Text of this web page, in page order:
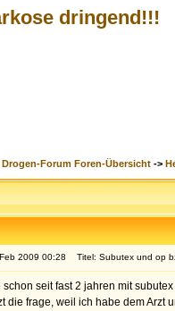
dringend!!!
Drogen-Forum Foren-Übersicht ->
2009 00:28 Titel: Subutex und op
seit fast 2 jahren mit
die frage, weil ich habe dem Arzt